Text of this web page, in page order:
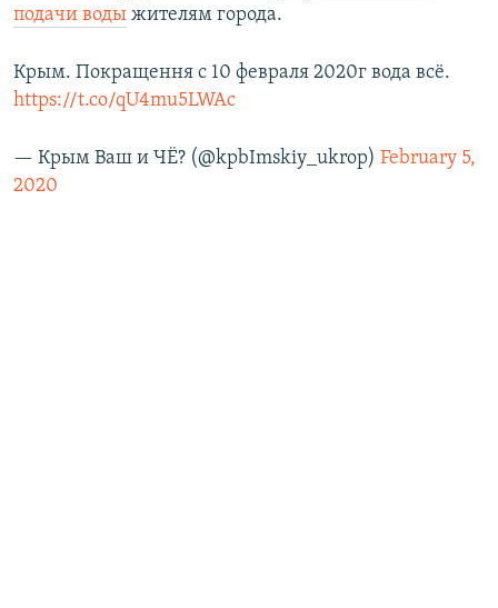
подачи воды жителям города.
Крым. Покращення с 10 февраля 2020г вода всё.
https://t.co/qU4mu5LWAc
— Крым Ваш и ЧЁ? (@kpbImskiy_ukrop) February 5,
2020